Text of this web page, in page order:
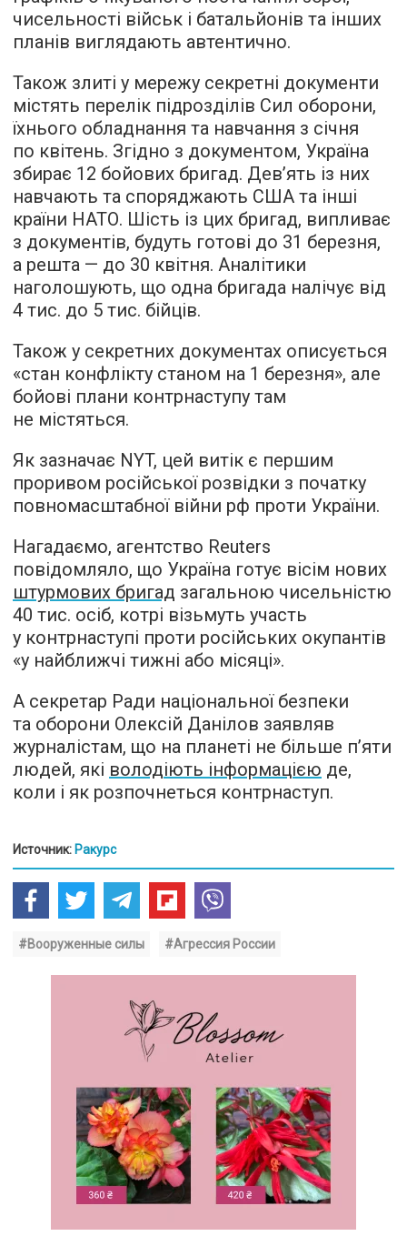
чисельності військ і батальйонів та інших
планів виглядають автентично.
Також злиті у мережу секретні документи
містять перелік підрозділів Сил оборони,
їхнього обладнання та навчання з січня
по квітень. Згідно з документом, Україна
збирає 12 бойових бригад. Дев’ять із них
навчають та споряджають США та інші
країни НАТО. Шість із цих бригад, випливає
з документів, будуть готові до 31 березня,
а решта — до 30 квітня. Аналітики
наголошують, що одна бригада налічує від
4 тис. до 5 тис. бійців.
Також у секретних документах описується
«стан конфлікту станом на 1 березня», але
бойові плани контрнаступу там
не містяться.
Як зазначає NYT, цей витік є першим
проривом російської розвідки з початку
повномасштабної війни рф проти України.
Нагадаємо, агентство Reuters
повідомляло, що Україна готує вісім нових
штурмових бригад загальною чисельністю
40 тис. осіб, котрі візьмуть участь
у контрнаступі проти російських окупантів
«у найближчі тижні або місяці».
А секретар Ради національної безпеки
та оборони Олексій Данілов заявляв
журналістам, що на планеті не більше п’яти
людей, які володіють інформацією де,
коли і як розпочнеться контрнаступ.
Источник: Ракурс
#Вооруженные силы #Агрессия России